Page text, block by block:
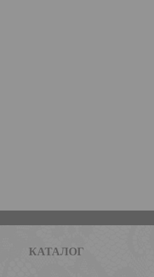
КАТАЛОГ